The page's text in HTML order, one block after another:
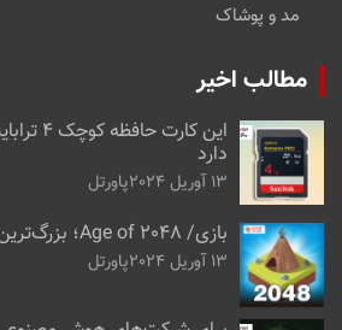
مد و پوشاک
مطالب اخیر
این
دارد
13 آوریل 2024 پاورتل
بازی/ Age of 2048؛ بزرگ‌ترین تمدن جهان را بسازید
13 آوریل 2024 پاورتل